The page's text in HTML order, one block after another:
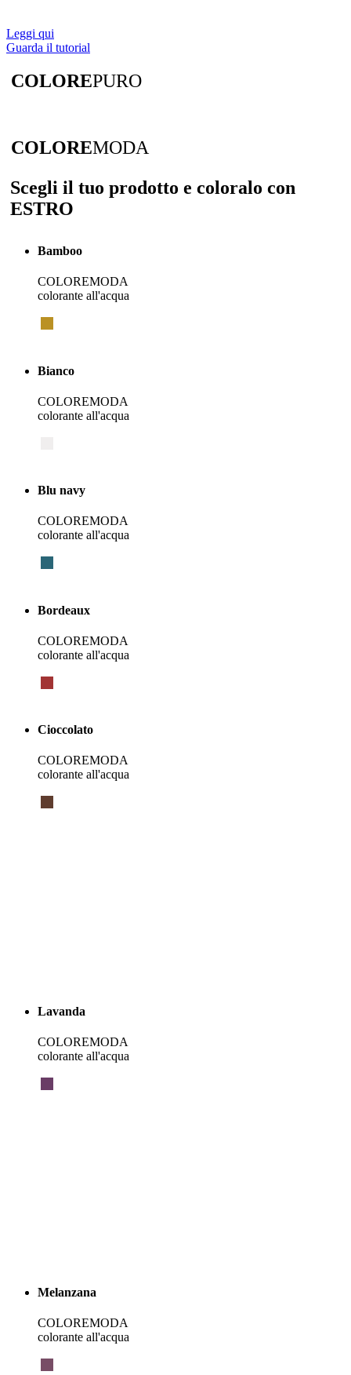
Leggi qui
Guarda il tutorial
COLOREPURO
COLOREMODA
Scegli il tuo prodotto e coloralo con
ESTRO
Bamboo
COLOREMODA
colorante all'acqua
Bianco
COLOREMODA
colorante all'acqua
Blu navy
COLOREMODA
colorante all'acqua
Bordeaux
COLOREMODA
colorante all'acqua
Cioccolato
COLOREMODA
colorante all'acqua
Lavanda
COLOREMODA
colorante all'acqua
Melanzana
COLOREMODA
colorante all'acqua